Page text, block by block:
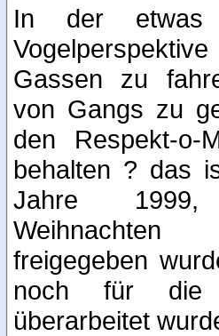
In der etwas
Gassen zu
von Gangs zu
den Respekt-
behalten ? das
Jahre
freigegeben
noch für die
überarbeitet